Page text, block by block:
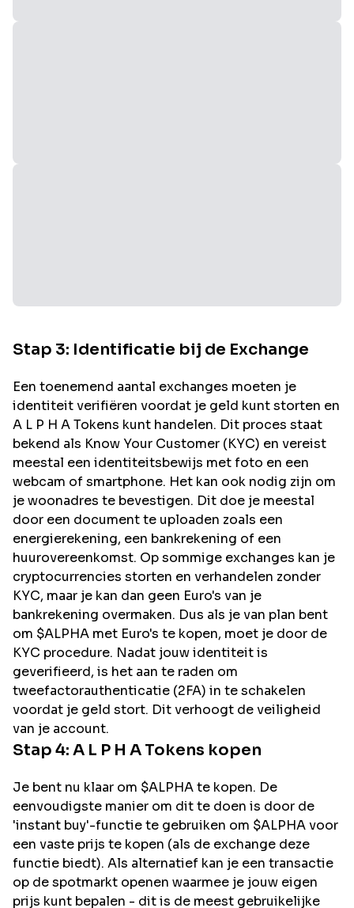
Stap 3: Identificatie bij de Exchange
Een toenemend aantal exchanges moeten je
identiteit verifiëren voordat je geld kunt storten en
A L P H ATokens kunt handelen. Dit proces staat
bekend als Know Your Customer (KYC) en vereist
meestal een identiteitsbewijs met foto en een
webcam of smartphone. Het kan ook nodig zijn om
je woonadres te bevestigen. Dit doe je meestal
door een document te uploaden zoals een
energierekening, een bankrekening of een
huurovereenkomst. Op sommige exchanges kan je
cryptocurrencies storten en verhandelen zonder
KYC, maar je kan dan geen Euro's van je
bankrekening overmaken. Dus als je van plan bent
om $ALPHA met Euro's te kopen, moet je door de
KYC procedure. Nadat jouw identiteit is
geverifieerd, is het aan te raden om
tweefactorauthenticatie (2FA) in te schakelen
voordat je geld stort. Dit verhoogt de veiligheid
van je account.
Stap 4: A L P H A Tokens kopen
Je bent nu klaar om $ALPHA te kopen. De
eenvoudigste manier om dit te doen is door de
'instant buy'-functie te gebruiken om $ALPHA voor
een vaste prijs te kopen (als de exchange deze
functie biedt). Als alternatief kan je een transactie
op de spotmarkt openen waarmee je jouw eigen
prijs kunt bepalen - dit is de meest gebruikelijke